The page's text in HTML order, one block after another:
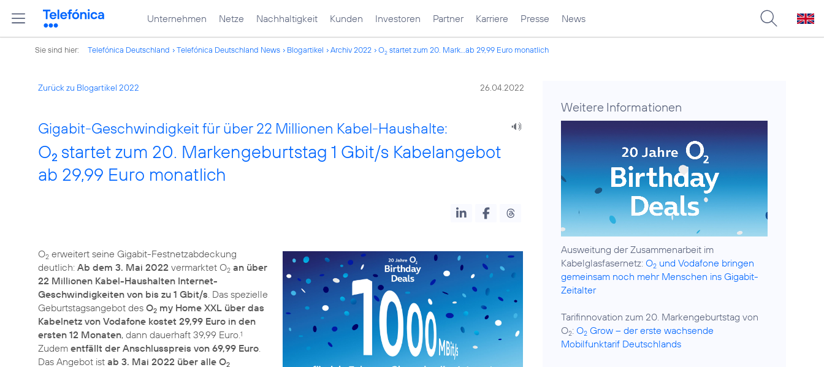
Unternehmen Netze Nachhaltigkeit Kunden Investoren Partner Karriere Presse News
Sie sind hier: Telefónica Deutschland Telefónica Deutschland News Blogartikel Archiv 2022 O2 startet zum 20. Mark...ab 29,99 Euro monatlich
Zurück zu Blogartikel 2022 26.04.2022
Gigabit-Geschwindigkeit für über 22 Millionen Kabel-Haushalte:
O2 startet zum 20. Markengeburtstag 1 Gbit/s Kabelangebot
ab 29,99 Euro monatlich
O2 erweitert seine Gigabit-Festnetzabdeckung
deutlich: Ab dem 3. Mai 2022 vermarktet O2 an über
22 Millionen Kabel-Haushalten Internet-
Geschwindigkeiten von bis zu 1 Gbit/s. Das spezielle
Geburtstagsangebot des O2 my Home XXL über das
Kabelnetz von Vodafone kostet 29,99 Euro in den
ersten 12 Monaten, dann dauerhaft 39,99 Euro.1
Zudem entfällt der Anschlusspreis von 69,99 Euro.
Das Angebot ist ab 3. Mai 2022 über alle O2
Weitere Informationen
Ausweitung der Zusammenarbeit im
Kabelglasfasernetz:O2 und Vodafone bringen
gemeinsam noch mehr Menschen ins Gigabit-
Zeitalter
Tarifinnovation zum 20. Markengeburtstag von
O2:O2 Grow – der erste wachsende
Mobilfunktarif Deutschlands